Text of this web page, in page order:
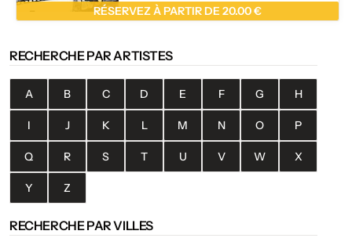
RÉSERVEZ À PARTIR DE 20.00 €
RECHERCHE PAR ARTISTES
A B C D E F G H
I J K L M N O P
Q R S T U V W X
Y Z
RECHERCHE PAR VILLES